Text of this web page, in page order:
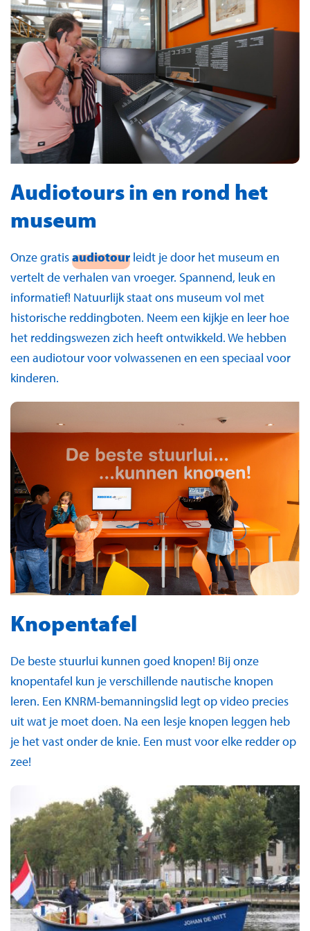
Audiotours in en rond het
museum
Onze gratisaudiotour leidt je door het museum en
vertelt de verhalen van vroeger. Spannend, leuk en
informatief! Natuurlijk staat ons museum vol met
historische reddingboten. Neem een kijkje en leer hoe
het reddingswezen zich heeft ontwikkeld. We hebben
een audiotour voor volwassenen en een speciaal voor
kinderen.
Knopentafel
De beste stuurlui kunnen goed knopen! Bij onze
knopentafel kun je verschillende nautische knopen
leren. Een KNRM-bemanningslid legt op video precies
uit wat je moet doen. Na een lesje knopen leggen heb
je het vast onder de knie. Een must voor elke redder op
zee!